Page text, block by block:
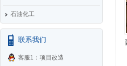
石油化工
联系我们
客服1：项目改造